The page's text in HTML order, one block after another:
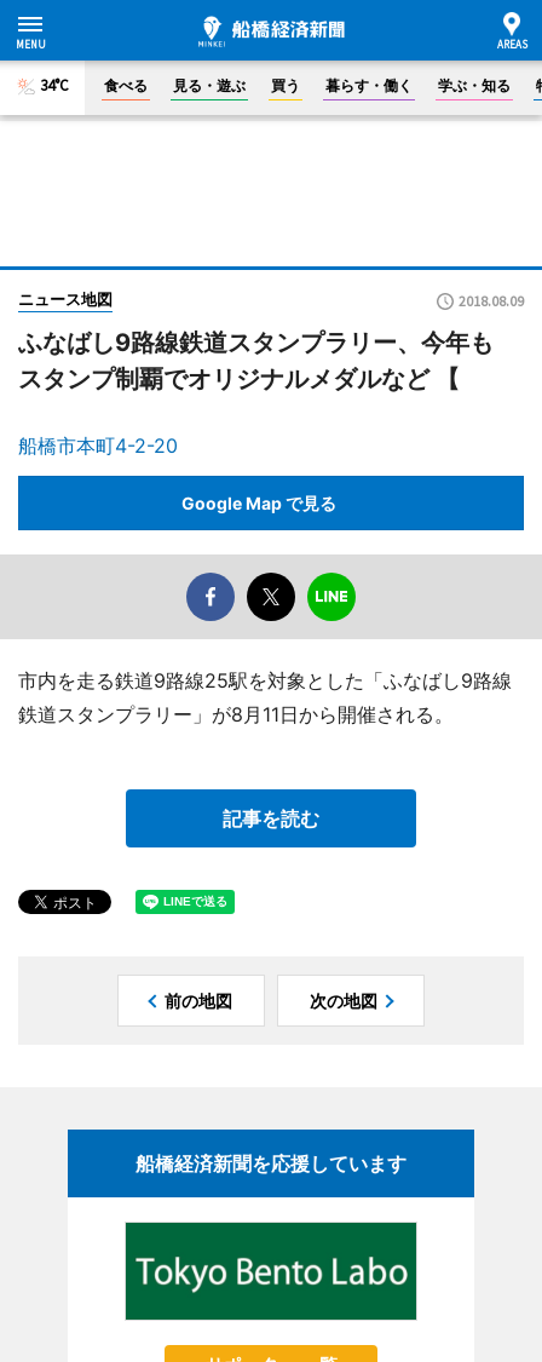
34°C 食べる 見る・遊ぶ 買う 暮らす・働く 学ぶ・知る
ニュース地図 2018.08.09
ふなばし9路線鉄道スタンプラリー、今年も
スタンプ制覇でオリジナルメダルなど 【
船橋市本町4-2-20
Google Map で見る
市内を走る鉄道9路線25駅を対象とした「ふなばし9路線
鉄道スタンプラリー」が8月11日から開催される。
記事を読む
前の地図 次の地図
船橋経済新聞を応援しています